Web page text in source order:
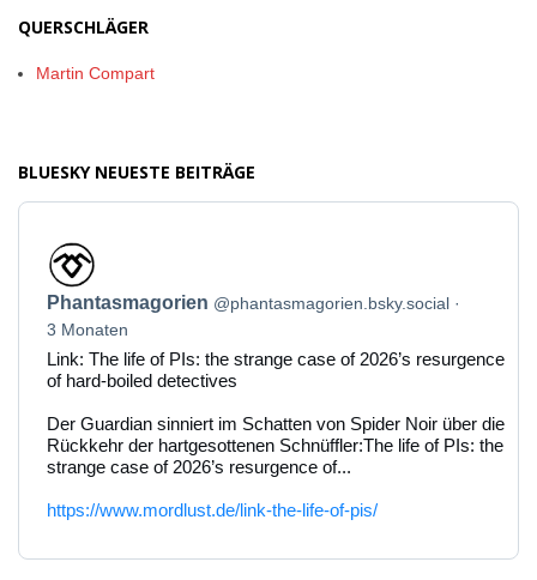
QUERSCHLÄGER
Martin Compart
BLUESKY NEUESTE BEITRÄGE
Beitrag
von
Phantasmagorien
auf
Bluesky
ansehen
Phantasmagorien @phantasmagorien.bsky.social
3 Monaten
Link: The life of PIs: the strange case of 2026’s resurgence
of hard-boiled detectives
Der Guardian sinniert im Schatten von Spider Noir über die
Rückkehr der hartgesottenen Schnüffler:The life of PIs: the
strange case of 2026’s resurgence of...
https://www.mordlust.de/link-the-life-of-pis/